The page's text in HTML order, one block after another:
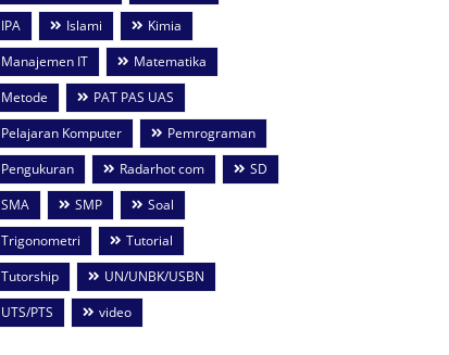
IPA
Islami
Kimia
Manajemen IT
Matematika
Metode
PAT PAS UAS
Pelajaran Komputer
Pemrograman
Pengukuran
Radarhot com
SD
SMA
SMP
Soal
Trigonometri
Tutorial
Tutorship
UN/UNBK/USBN
UTS/PTS
video